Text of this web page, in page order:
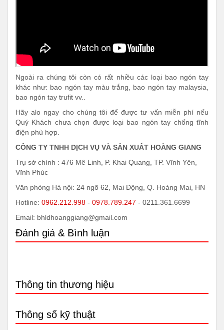
Ngoài ra chúng tôi còn có rất nhiều các loại bao ngón tay
khác như: bao ngón tay màu trắng, bao ngón tay malaysia,
bao ngón tay trufit vv..
Hãy alo ngay cho chúng tôi để được tư vấn miễn phí nếu
Quý Khách chưa chọn được loại bao ngón tay chống tĩnh
điện phù hợp.
CÔNG TY TNHH DỊCH VỤ VÀ SẢN XUẤT HOÀNG GIANG
Trụ sở chính : 476 Mê Linh, P. Khai Quang, TP. Vĩnh Yên,
Vĩnh Phúc
Văn phòng Hà nội: 24 ngõ 62, Mai Động, Q. Hoàng Mai, HN
Hotline: 0962.212.998 - 0978.789.247 - 0211.361.6699
Email: bhldhoanggiang@gmail.com
Đánh giá & Bình luận
Thông tin thương hiệu
Thông số kỹ thuật